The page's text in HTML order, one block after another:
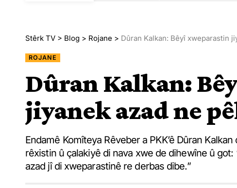
Stêrk TV > Blog > Rojane > Dûran Kalkan: Bêyî xweparastin
ROJANE
Dûran Kalkan:
jiyanek azad ne
Endamê Komîteya Rêveber a PKK’ê Dûran
rêxistin û çalakiyê di nava xwe de dihewîne û got:
azad jî di xweparastinê re derbas dibe.”